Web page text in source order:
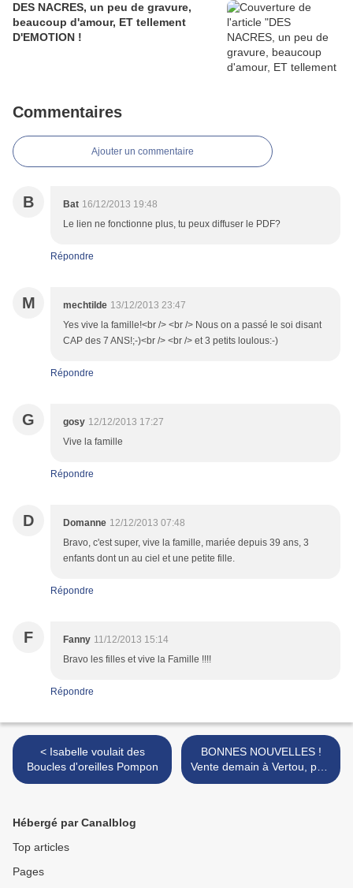
DES NACRES, un peu de gravure,
beaucoup d'amour, ET tellement
D'EMOTION !
Commentaires
Ajouter un commentaire
B Bat 16/12/2013 19:48
Le lien ne fonctionne plus, tu peux diffuser le PDF?
Répondre
M mechtilde 13/12/2013 23:47
Yes vive la famille!<br /> <br /> Nous on a passé le soi disant
CAP des 7 ANS!;-)<br /> <br /> et 3 petits loulous:-)
Répondre
G gosy 12/12/2013 17:27
Vive la famille
Répondre
D Domanne 12/12/2013 07:48
Bravo, c'est super, vive la famille, mariée depuis 39 ans, 3
enfants dont un au ciel et une petite fille.
Répondre
F Fanny 11/12/2013 15:14
Bravo les filles et vive la Famille !!!!
Répondre
< Isabelle voulait des
Boucles d'oreilles Pompon
BONNES NOUVELLES !
Vente demain à Vertou, puis
>
Hébergé par Canalblog
Top articles
Pages